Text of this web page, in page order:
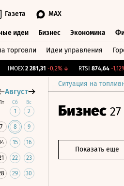
Газета MAX
идеи Бизнес Экономика
торговли Идеи управления
IMOEX 2 281,31 -0,2%↓ RTSI 874,64 -1,12%↓
Ситуация на
Август
Пт Сб Вс
1 2
7 8 9
15 16
22 23
29 30
Бизнес
Показать еще